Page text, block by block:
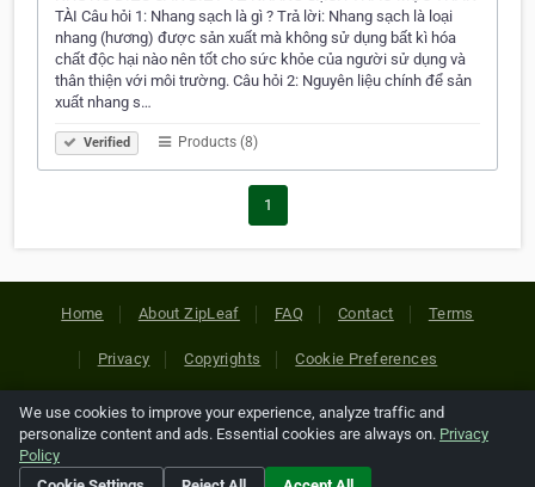
TÀI Câu hỏi 1: Nhang sạch là gì ? Trả lời: Nhang sạch là loại
nhang (hương) được sản xuất mà không sử dụng bất kì hóa
chất độc hại nào nên tốt cho sức khỏe của người sử dụng và
thân thiện với môi trường. Câu hỏi 2: Nguyên liệu chính để sản
xuất nhang s…
Verified Products (8)
1
Home About ZipLeaf FAQ Contact Terms
Privacy Copyrights Cookie Preferences
Copyright © 2026 Netcode, Inc. All Rights Reserved. All
references relating to third-party companies are copyright of
their respective holders.
We use cookies to improve your experience, analyze traffic and
personalize content and ads. Essential cookies are always on. Privacy
Policy